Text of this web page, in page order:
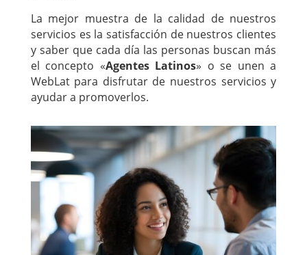
La mejor muestra de la calidad de nuestros
servicios es la satisfacción de nuestros clientes
y saber que cada día las personas buscan más
el concepto «Agentes Latinos» o se unen a
WebLat para disfrutar de nuestros servicios y
ayudar a promoverlos.